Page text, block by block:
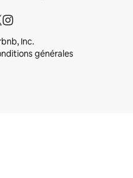
Inc.
générales